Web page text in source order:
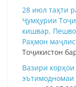
28 июл таҳти
Ҷумҳурии
кишвар,
Раҳмон
Тоҷикистон
Вазири
эътимодномаи